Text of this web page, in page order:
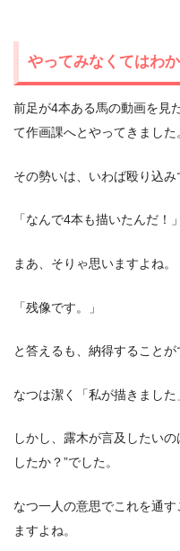
やってみなくてはわか
前足が4本ある馬の動画を見
て作画課へとやってきました
その勢いは、いわば殴り込み
「なんで4本も描いたんだ！」
まあ、そりゃ思いますよね。
「残像です。」
と答えるも、納得することが
なつは潔く「私が描きました
しかし、露木が言及したい
したか？”でした。
なつ一人の意思でこれを通
ますよね。